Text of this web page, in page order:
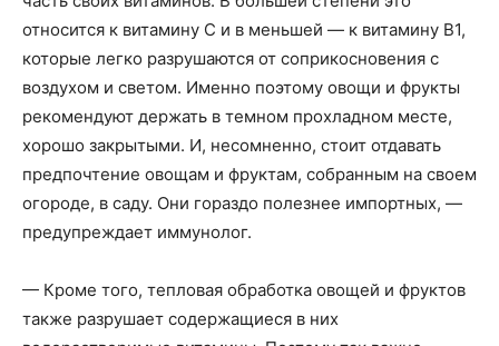
относится к витамину С и в меньшей — к витамину В1,
которые легко разрушаются от соприкосновения с
воздухом и светом. Именно поэтому овощи и фрукты
рекомендуют держать в темном прохладном месте,
хорошо закрытыми. И, несомненно, стоит отдавать
предпочтение овощам и фруктам, собранным на своем
огороде, в саду. Они гораздо полезнее импортных, —
предупреждает иммунолог.
— Кроме того, тепловая обработка овощей и фруктов
также разрушает содержащиеся в них